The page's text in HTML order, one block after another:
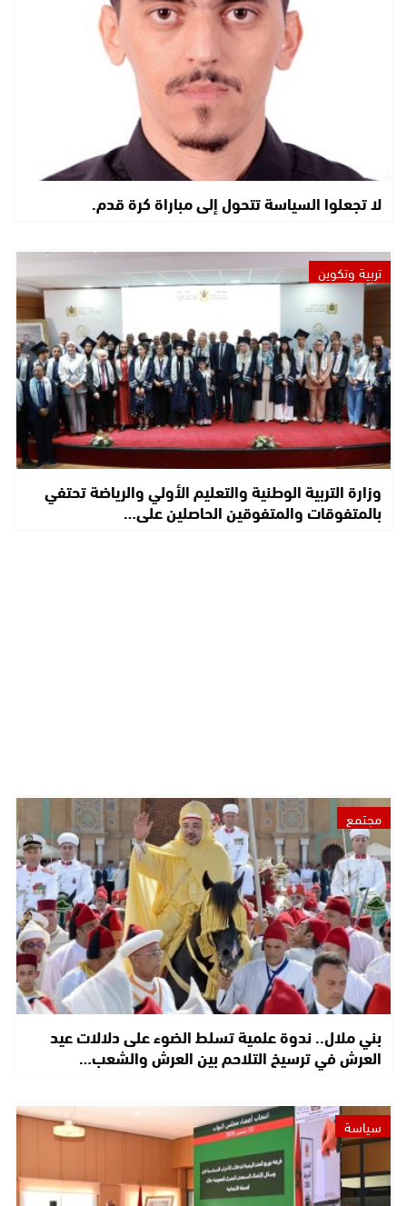
لا تجعلوا السياسة تتحول إلى مباراة كرة قدم.
تربية وتكوين
وزارة التربية الوطنية والتعليم الأولي والرياضة تحتفي
بالمتفوقات والمتفوقين الحاصلين على…
مجتمع
بني ملال.. ندوة علمية تسلط الضوء على دلالات عيد
العرش في ترسيخ التلاحم بين العرش والشعب…
سياسة